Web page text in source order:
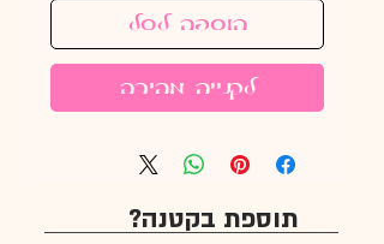
הוספה לסל
לקנייה מהירה
תוספת בקטנה?